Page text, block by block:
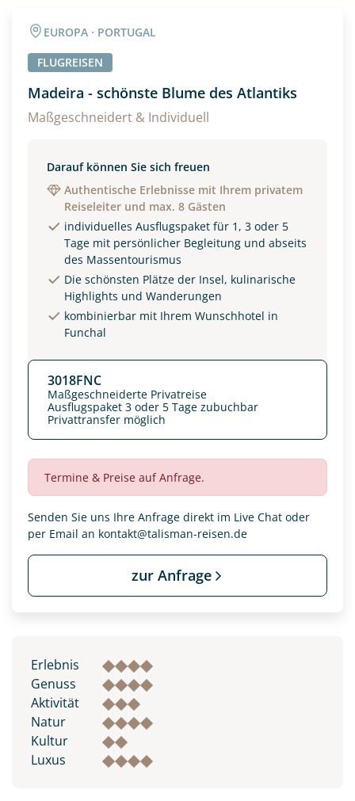
EUROPA · PORTUGAL
FLUGREISEN
Madeira - schönste Blume des Atlantiks
Maßgeschneidert & Individuell
Darauf können Sie sich freuen
Authentische Erlebnisse mit Ihrem privatem
Reiseleiter und max. 8 Gästen
individuelles Ausflugspaket für 1, 3 oder 5
Tage mit persönlicher Begleitung und abseits
des Massentourismus
Die schönsten Plätze der Insel, kulinarische
Highlights und Wanderungen
kombinierbar mit Ihrem Wunschhotel in
Funchal
3018FNC
Maßgeschneiderte Privatreise
Ausflugspaket 3 oder 5 Tage zubuchbar
Privattransfer möglich
Termine & Preise auf Anfrage.
Senden Sie uns Ihre Anfrage direkt im Live Chat oder
per Email an kontakt@talisman-reisen.de
zur Anfrage
Erlebnis
Genuss
Aktivität
Natur
Kultur
Luxus
Alter
Unterkunft
EZ Familienzimmer
Reisebeginn
Option 1 Option 2
Kenntnis genommen und akzeptiert haben.